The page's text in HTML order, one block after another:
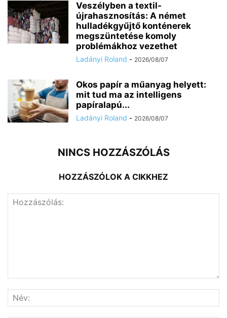
Veszélyben a textil-
újrahasznosítás: A német
hulladékgyűjtő konténerek
megszüntetése komoly
problémákhoz vezethet
Ladányi Roland - 2026/08/07
Okos papír a műanyag helyett:
mit tud ma az intelligens
papíralapú...
Ladányi Roland - 2026/08/07
NINCS HOZZÁSZÓLÁS
HOZZÁSZÓLOK A CIKKHEZ